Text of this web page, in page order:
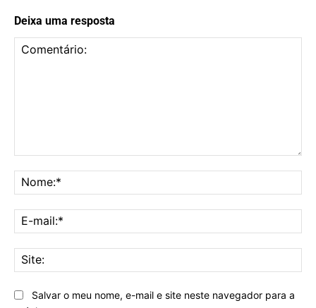
Deixa uma resposta
Salvar o meu nome, e-mail e site neste navegador para a